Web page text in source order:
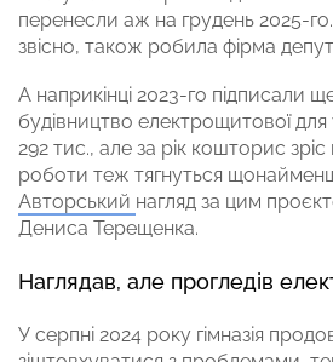
перенесли аж на грудень 2025-го.
звісно, також робила фірма
А наприкінці 2023-го підписали
будівництво електрощитової
292 тис., але за рік кошторис зріс
роботи теж тягнуться
Авторський нагляд за цим
Дениса Терещенка.
Наглядав, але прогледів
У серпні 2024 року гімназія